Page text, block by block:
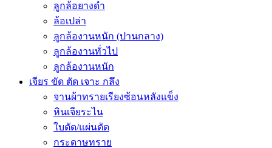
ลูกล้อยางดำ
ล้อเปล่า
ลูกล้องานหนัก (ปานกลาง)
ลูกล้องานทั่วไป
ลูกล้องานหนัก
เจียร ขัด ตัด เจาะ กลึง
จานผ้าทรายเรียงซ้อนหลังแข็ง
หินเจียระไน
ใบตัด/แผ่นตัด
กระดาษทราย